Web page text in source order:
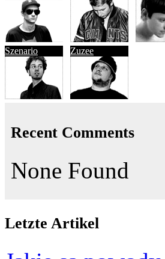
Szenario Zuzee
Recent Comments
None Found
Letzte Artikel